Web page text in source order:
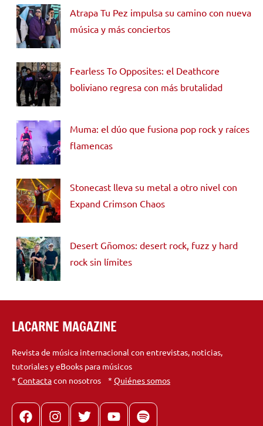
Atrapa Tu Pez impulsa su camino con nueva
música y más conciertos
Fearless To Opposites: el Deathcore
boliviano regresa con más brutalidad
Muma: el dúo que fusiona pop rock y raíces
flamencas
Stonecast lleva su metal a otro nivel con
Expand Crimson Chaos
Desert Gñomos: desert rock, fuzz y hard
rock sin límites
LACARNE MAGAZINE
Revista de música internacional con entrevistas, noticias,
tutoriales y eBooks para músicos
* Contactacon nosotros * Quiénes somos
FacebookInstagram
X youtubespotify